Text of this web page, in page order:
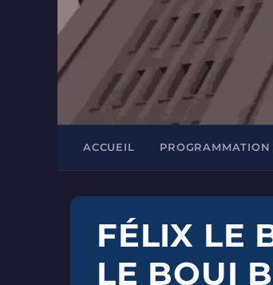
ACCUEIL PROGRAMMATION
FÉLIX LE
LE BOUI